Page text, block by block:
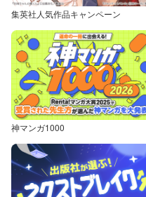
集英社人気作品キャンペーン
神マンガ1000